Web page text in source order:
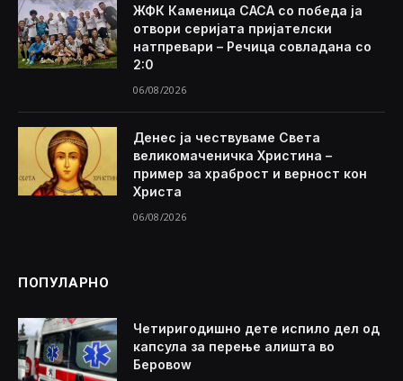
ЖФК Каменица САСА со победа ја
отвори серијата пријателски
натпревари – Речица совладана со
2:0
06/08/2026
Денес ја чествуваме Света
великомаченичка Христина –
пример за храброст и верност кон
Христа
06/08/2026
ПОПУЛАРНО
Четиригодишно дете испило дел од
капсула за перење алишта во
Беровоw